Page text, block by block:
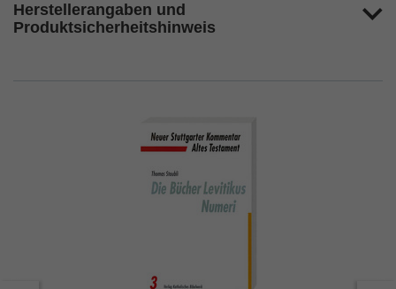
Herstellerangaben und
Produktsicherheitshinweis